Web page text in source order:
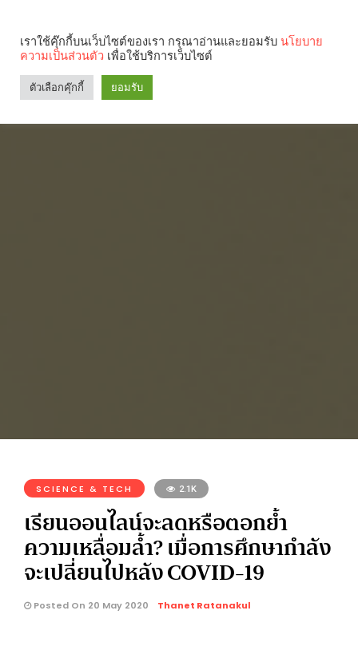
Search
คุณกำลังอ่าน:
SCIENCE & TECH 2.1K
เรียนออนไลน์จะลดหรือตอกย้ำ
ความเหลื่อมล้ำ? เมื่อการศึกษากำลัง
จะเปลี่ยนไปหลัง COVID-19
Posted On 20 May 2020 Thanet Ratanakul
เราใช้คุ๊กกี้บนเว็บไซต์ของเรา กรุณาอ่านและยอมรับ นโยบาย
ความเป็นส่วนตัว เพื่อใช้บริการเว็บไซต์
ตัวเลือกคุ๊กกี้ ยอมรับ